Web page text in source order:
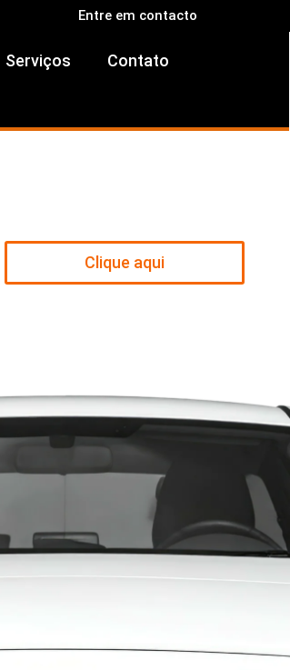
Entre em contacto
Serviços Contato
Clique aqui